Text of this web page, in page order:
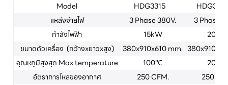
Model HDG3315
แหล่งจ่ายไฟ
3 Phase 380V.
3 Phase
กำลังไฟฟ้า
15kW
20kW
ขนาดตัวเครื่อง (กว้างxยาวxสูง)
380x910x610 mm.
อุณหภูมิสูงสุด Max temperature
100℃
200℃
อัตราการไหลของอากาศ
250 CFM.
250